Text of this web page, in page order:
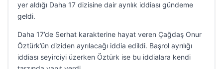
yer aldığı Daha 17 dizisine dair ayrılık iddiası gündeme
geldi.
Daha 17’de Serhat karakterine hayat veren Çağdaş Onur
Öztürk’ün diziden ayrılacağı iddia edildi. Başrol ayrılığı
iddiası seyirciyi üzerken Öztürk ise bu iddialara kendi